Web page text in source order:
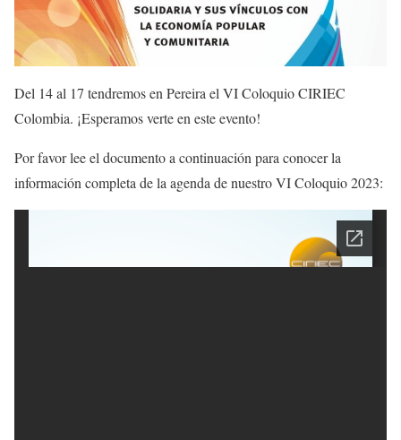
Del 14 al 17 tendremos en Pereira el VI Coloquio CIRIEC
Colombia. ¡Esperamos verte en este evento!
Por favor lee el documento a continuación para conocer la
información completa de la agenda de nuestro VI Coloquio 2023: